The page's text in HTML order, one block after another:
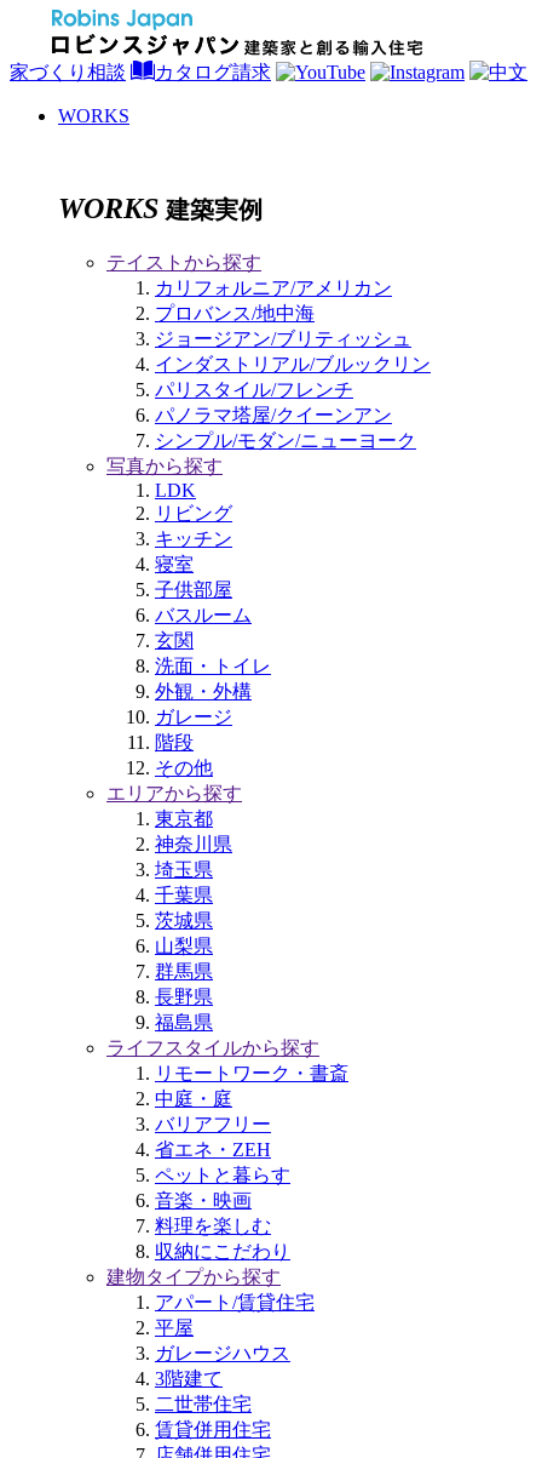
家づくり相談 カタログ請求
WORKS
WORKS 建築実例
テイストから探す
カリフォルニア/アメリカン
プロバンス/地中海
ジョージアン/ブリティッシュ
インダストリアル/ブルックリン
パリスタイル/フレンチ
パノラマ塔屋/クイーンアン
シンプル/モダン/ニューヨーク
写真から探す
LDK
リビング
キッチン
寝室
子供部屋
バスルーム
玄関
洗面・トイレ
外観・外構
ガレージ
階段
その他
エリアから探す
東京都
神奈川県
埼玉県
千葉県
茨城県
山梨県
群馬県
長野県
福島県
ライフスタイルから探す
リモートワーク・書斎
中庭・庭
バリアフリー
省エネ・ZEH
ペットと暮らす
音楽・映画
料理を楽しむ
収納にこだわり
建物タイプから探す
アパート/賃貸住宅
平屋
ガレージハウス
3階建て
二世帯住宅
賃貸併用住宅